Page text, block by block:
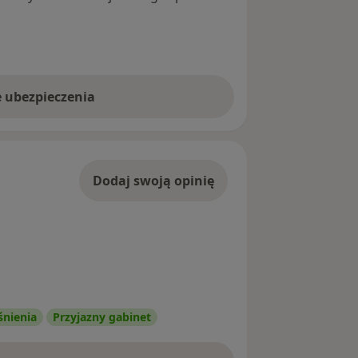
ubezpieczenia
Dodaj swoją opinię
Przyjazny gabinet